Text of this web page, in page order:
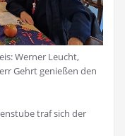
Werner Leucht,
Gehrt genießen den
traf sich der